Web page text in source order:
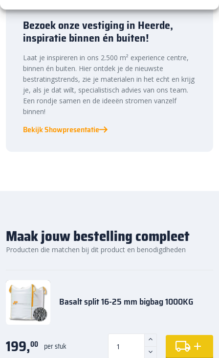
Bezoek onze vestiging in Heerde,
inspiratie binnen én buiten!
Laat je inspireren in ons 2.500 m² experience centre,
binnen én buiten. Hier ontdek je de nieuwste
bestratingstrends, zie je materialen in het echt en krijg
je, als je dat wilt, specialistisch advies van ons team.
Een rondje samen en de ideeën stromen vanzelf
binnen!
Bekijk Showpresentatie
Maak jouw bestelling compleet
Producten die matchen bij dit product en benodigdheden
Basalt split 16-25 mm bigbag 1000KG
199,00 per stuk